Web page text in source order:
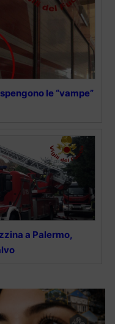
le “vampe”
a Palermo,